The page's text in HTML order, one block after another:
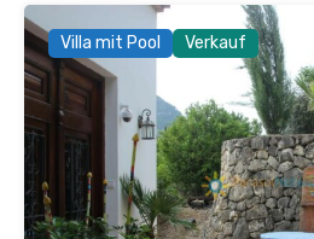
Villa mit Pool Verkauf